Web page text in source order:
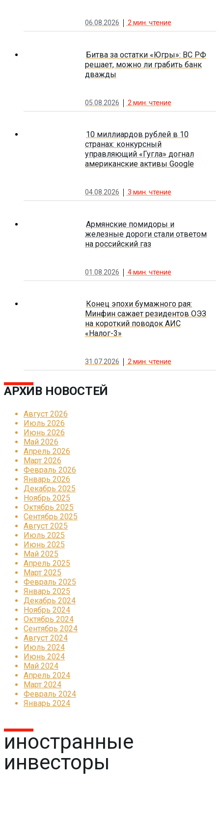
06.08.2026 2мин. чтение
Битва за остатки «Югры»: ВС РФ
решает, можно ли грабить банк
дважды
05.08.2026 2 мин. чтение
10 миллиардов рублей в 10
странах: конкурсный
управляющий «Гугла» догнал
американские активы Google
04.08.2026 3 мин. чтение
Армянские помидоры и
железные дороги стали ответом
на российский газ
01.08.2026 4мин. чтение
Конец эпохи бумажного рая:
Минфин сажает резидентов ОЭЗ
на короткий поводок АИС
«Налог-3»
31.07.2026 2мин. чтение
АРХИВ НОВОСТЕЙ
Август 2026
Июль 2026
Июнь 2026
Май 2026
Апрель 2026
Март 2026
Февраль 2026
Январь 2026
Декабрь 2025
Ноябрь 2025
Октябрь 2025
Сентябрь 2025
Август 2025
Июль 2025
Июнь 2025
Май 2025
Апрель 2025
Март 2025
Февраль 2025
Январь 2025
Декабрь 2024
Ноябрь 2024
Октябрь 2024
Сентябрь 2024
Август 2024
Июль 2024
Июнь 2024
Май 2024
Апрель 2024
Март 2024
Февраль 2024
Январь 2024
иностранные
инвесторы